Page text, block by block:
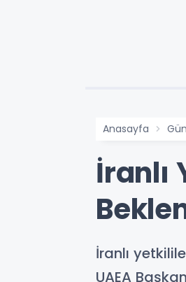
Anasayfa
İranlı
İranlı
UAEA